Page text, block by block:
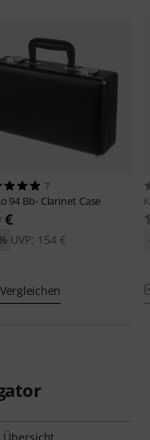
7
94 Bb- Clarinet Case
€
UVP: 154 €
Vergleichen